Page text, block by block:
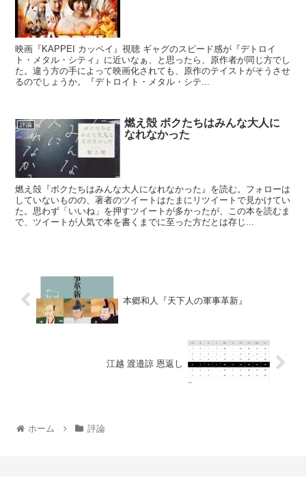
映画『KAPPEI カッペイ』視聴 ギャグのスピード感が『デトロイ
ト・メタル・シティ』に近いなぁ、と思ったら、原作者が同じ方でし
た。違う方の手によって映画化されても、原作のテイストがそうさせ
るのでしょうか。『デトロイト・メタル・シテ...
評論
燃え殻 ボクたちはみんな大人に
なれなかった
燃え殻『ボクたちはみんな大人になれなかった』を読む。フォローは
していないものの、著者のツイートはたまにリツイートで見かけてい
た。思わず「いいね」を押すツイートが多かったが、この本を読むま
で、ツイートが人気で本を書くまでに至った方だとは存じ...
本郷和人『天下人の軍事革新』
江越 渡邉諒 恩返し
ホーム 評論